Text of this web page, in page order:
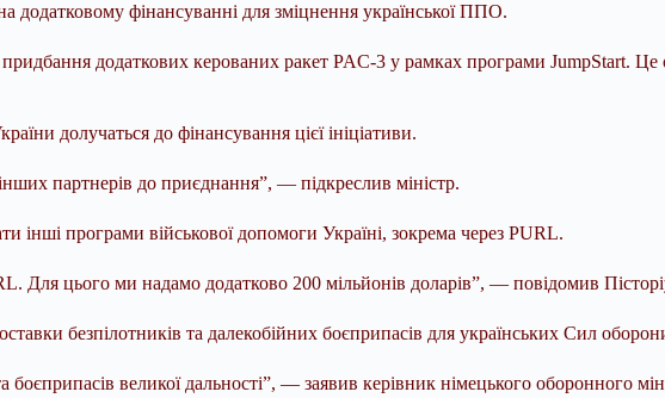
фінансуванні для зміцнення української ППО.
додаткових керованих ракет PAC-3 у рамках програми JumpStart.
долучаться до фінансування цієї ініціативи.
партнерів до приєднання”, — підкреслив міністр.
інші програми військової допомоги Україні, зокрема через PURL.
цього ми надамо додатково 200 мільйонів доларів”, — повідомив
безпілотників та далекобійних боєприпасів для українських Сил
великої дальності”, — заявив керівник німецького оборонного